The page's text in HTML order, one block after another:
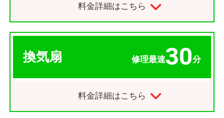
料金詳細はこちら
換気扇 修理最速30分
料金詳細はこちら